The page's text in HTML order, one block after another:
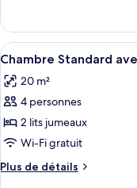
Chambre
double
(Moderate)
Chambre
double
(Moderate)
Afficher
toutes
les
photos
pour
ce
type
de
12
Chambre Standard
20 m²
4 personnes
2 lits jumeaux
Wi-Fi gratuit
Plus de détails
Plus